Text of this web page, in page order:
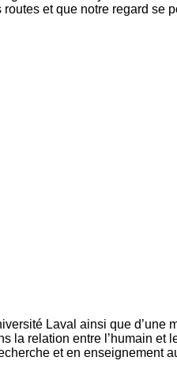
et que notre regard se
Laval ainsi que
la relation entre l’humain
et en enseignement